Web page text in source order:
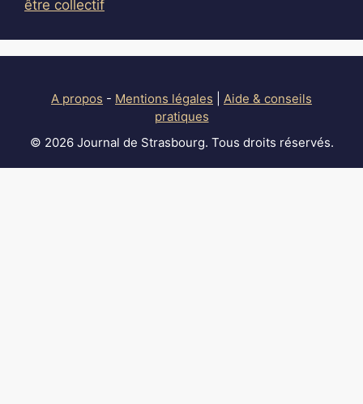
être collectif
A propos - Mentions légales
Aide & conseils
pratiques
© 2026 Journal de Strasbourg. Tous droits réservés.